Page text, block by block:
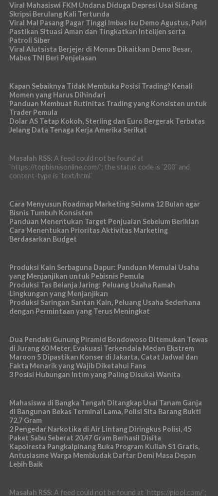
Viral Mahasiswi FKM Undana Diduga Depresi Usai Sidang
Skripsi Berulang Kali Tertunda
Viral Mal Pasang Pagar Tinggi Imbas Isu Demo Agustus, Polri
Pastikan Situasi Aman dan Tingkatkan Intelijen serta
Patroli Siber
Viral Alutsista Berjejer di Monas Dikaitkan Demo Besar,
Mabes TNI Beri Penjelasan
Kapan Sebaiknya Tidak Membuka Posisi Trading? Kenali
Momen yang Harus Dihindari
Panduan Membuat Rutinitas Trading yang Konsisten untuk
Trader Pemula
Dolar AS Tetap Kokoh, Sterling dan Euro Bergerak Terbatas
Jelang Data Tenaga Kerja Amerika Serikat
Masalah RSS: A feed could not be found at
`https://topbisnisonline.com/`; the status code is `200` and
content-type is `text/html`
Cara Menyusun Roadmap Marketing Selama 12 Bulan agar
Bisnis Tumbuh Konsisten
Panduan Menentukan Target Penjualan Sebelum Beriklan
Cara Menentukan Prioritas Aktivitas Marketing
Berdasarkan Budget
Produksi Kain Serbaguna Dapur: Panduan Memulai Usaha
yang Menjanjikan untuk Pebisnis Pemula
Produksi Tas Belanja Jaring: Peluang Usaha Ramah
Lingkungan yang Menjanjikan
Produksi Saringan Santan Kain, Peluang Usaha Sederhana
dengan Permintaan yang Terus Meningkat
Dua Pendaki Gunung Piramid Bondowoso Ditemukan Tewas
di Jurang 60 Meter, Evakuasi Terkendala Medan Ekstrem
Maroon 5 Dipastikan Konser di Jakarta, Catat Jadwal dan
Fakta Menarik yang Wajib Diketahui Fans
3 Posisi Hubungan Intim yang Paling Disukai Wanita
Mahasiswa di Bangka Tengah Ditangkap Usai Tanam Ganja
di Bangunan Bekas Terminal Lama, Polisi Sita Barang Bukti
72,7 Gram
2 Pengedar Narkotika di Air Lintang Diringkus Polisi, 45
Paket Sabu Seberat 20,47 Gram Berhasil Disita
Kapolresta Pangkalpinang Buka Program Kuliah S1 Gratis,
Antusiasme Warga Membludak Daftar Demi Masa Depan
Lebih Baik
Masalah RSS: A feed could not be found at `https://piool.com/`;